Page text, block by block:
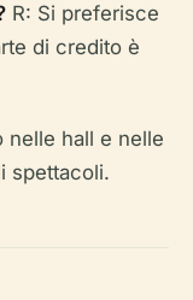
R: Si preferisce
di credito è
nelle hall e nelle
spettacoli.